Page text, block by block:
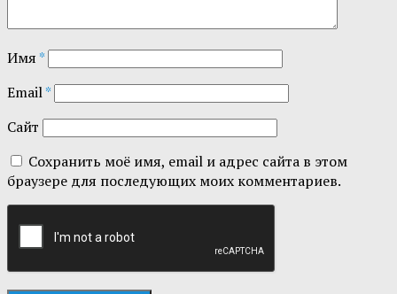
Имя*
Email*
Сайт
Сохранить моё имя, email и адрес сайта в этом
браузере для последующих моих комментариев.